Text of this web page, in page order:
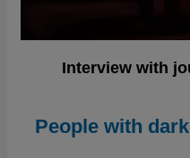
Interview with
"People with